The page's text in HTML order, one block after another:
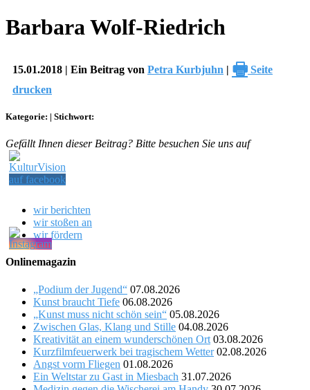
Barbara Wolf-Riedrich
15.01.2018 | Ein Beitrag von Petra Kurbjuhn | 🖶 Seite
drucken
Kategorie: | Stichwort:
Gefällt Ihnen dieser Beitrag? Bitte besuchen Sie uns auf
wir berichten
wir stoßen an
wir fördern
Onlinemagazin
„Podium der Jugend“ 07.08.2026
Kunst braucht Tiefe 06.08.2026
„Kunst muss nicht schön sein“ 05.08.2026
Zwischen Glas, Klang und Stille 04.08.2026
Kreativität an einem wunderschönen Ort 03.08.2026
Kurzfilmfeuerwerk bei tragischem Wetter 02.08.2026
Angst vorm Fliegen 01.08.2026
Ein Weltstar zu Gast in Miesbach 31.07.2026